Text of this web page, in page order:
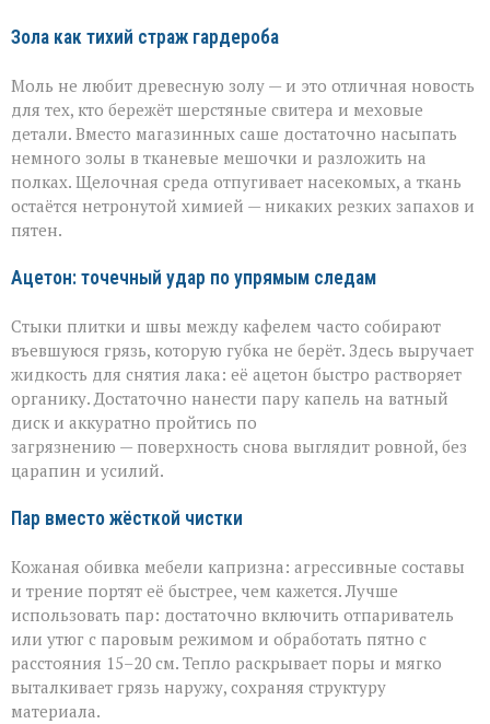
Зола как тихий страж гардероба
Моль не любит древесную золу — и это отличная новость
для тех, кто бережёт шерстяные свитера и меховые
детали. Вместо магазинных саше достаточно насыпать
немного золы в тканевые мешочки и разложить на
полках. Щелочная среда отпугивает насекомых, а ткань
остаётся нетронутой химией — никаких резких запахов и
пятен.
Ацетон: точечный удар по упрямым следам
Стыки плитки и швы между кафелем часто собирают
въевшуюся грязь, которую губка не берёт. Здесь выручает
жидкость для снятия лака: её ацетон быстро растворяет
органику. Достаточно нанести пару капель на ватный
диск и аккуратно пройтись по
загрязнению — поверхность снова выглядит ровной, без
царапин и усилий.
Пар вместо жёсткой чистки
Кожаная обивка мебели капризна: агрессивные составы
и трение портят её быстрее, чем кажется. Лучше
использовать пар: достаточно включить отпариватель
или утюг с паровым режимом и обработать пятно с
расстояния 15–20 см. Тепло раскрывает поры и мягко
выталкивает грязь наружу, сохраняя структуру
материала.